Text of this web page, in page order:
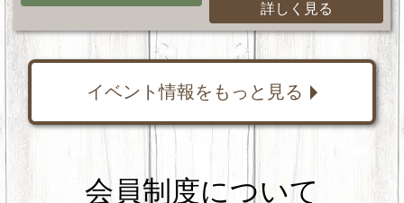
詳しく見る
イベント情報をもっと見る
会員制度について